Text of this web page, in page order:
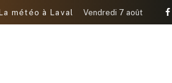
météo à Laval Vendredi 7 août